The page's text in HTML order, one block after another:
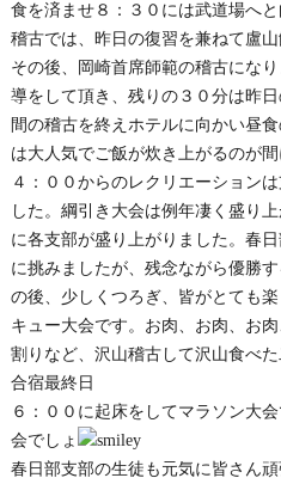
食を済ませ８：３０には武道場へ
稽古では、昨日の復習を兼ねて盧
その後、岡崎首席師範の稽古にな
導をして頂き、残りの３０分は昨
間の稽古を終えホテルに向かい昼
は大人気でご飯が炊き上がるのが
４：００からのレクリエーション
した。綱引き大会は例年凄く盛り
に各支部が盛り上がりました。春
に挑みましたが、残念ながら優勝
の後、少しくつろぎ、皆がとても
キュー大会です。お肉、お肉、お
割りなど、沢山稽古して沢山食べた
合宿最終日
６：００に起床をしてマラソン大
会でしょ
春日部支部の生徒も元気に皆さん頑